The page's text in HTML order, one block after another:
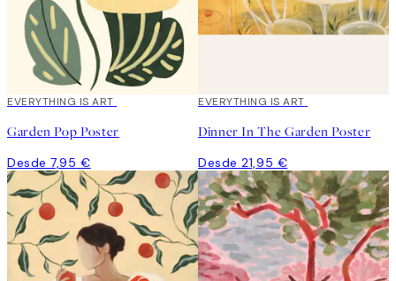
EVERYTHING IS ART
Garden Pop Poster
Desde 7,95 €
EVERYTHING IS ART
Dinner In The Garden Poster
Desde 21,95 €